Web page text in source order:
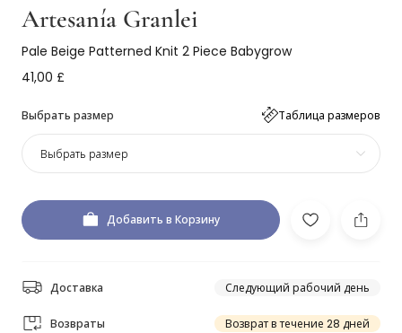
Artesanía Granlei
Pale Beige Patterned Knit 2 Piece Babygrow
41,00 £
Выбрать размер Таблица размеров
Выбрать размер
Добавить в Корзину
Доставка Следующий рабочий день
Возвраты Возврат в течение 28 дней